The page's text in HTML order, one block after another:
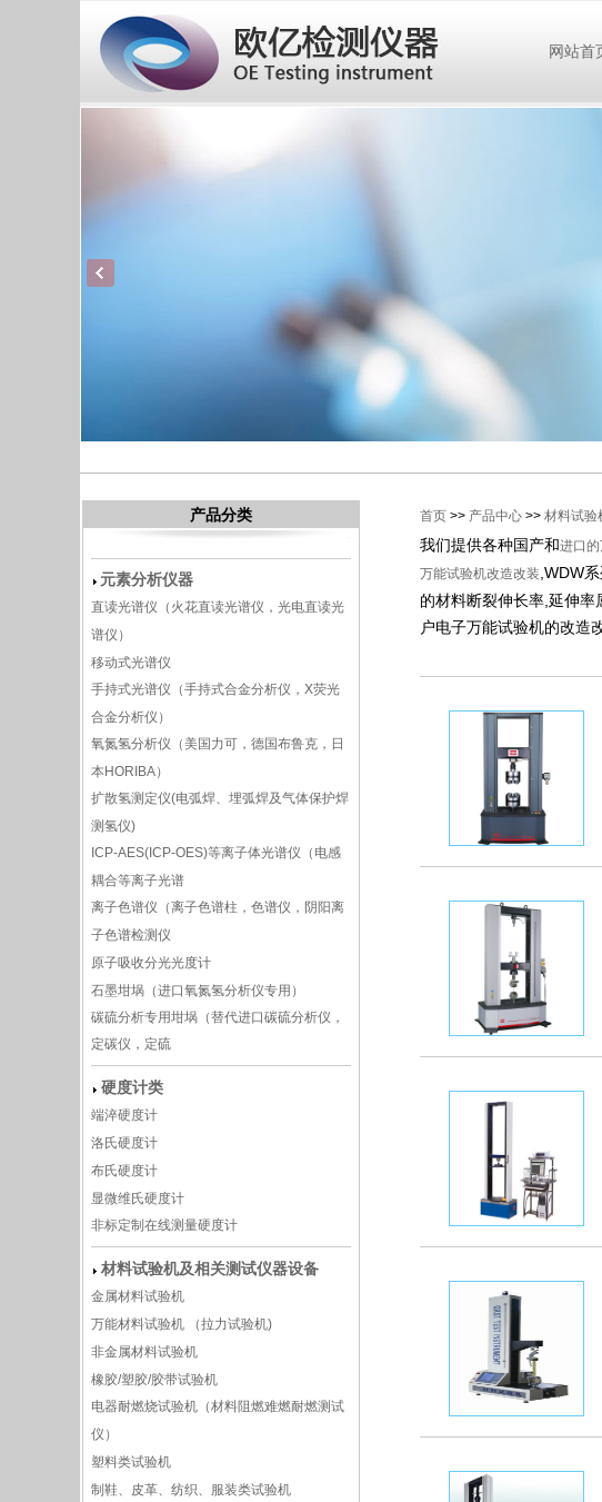
网站首
产品分类
元素分析仪器
直读光谱仪（火花直读光谱仪，光电直读光
谱仪）
移动式光谱仪
手持式光谱仪（手持式合金分析仪，X荧光
合金分析仪）
氧氮氢分析仪（美国力可，德国布鲁克，日
本HORIBA）
扩散氢测定仪(电弧焊、埋弧焊及气体保护焊
测氢仪)
ICP-AES(ICP-OES)等离子体光谱仪（电感
耦合等离子光谱
离子色谱仪（离子色谱柱，色谱仪，阴阳离
子色谱检测仪
原子吸收分光光度计
石墨坩埚（进口氧氮氢分析仪专用）
碳硫分析专用坩埚（替代进口碳硫分析仪，
定碳仪，定硫
硬度计类
端淬硬度计
洛氏硬度计
布氏硬度计
显微维氏硬度计
非标定制在线测量硬度计
材料试验机及相关测试仪器设备
金属材料试验机
万能材料试验机 （拉力试验机)
非金属材料试验机
橡胶/塑胶/胶带试验机
电器耐燃烧试验机（材料阻燃难燃耐燃测试
仪）
塑料类试验机
制鞋、皮革、纺织、服装类试验机
首页>> 产品中心>> 材料试验
我们提供各种国产和进口
万能试验机改造改装 ,WDW
的材料断裂伸长率,延伸
户电子万能试验机的改造